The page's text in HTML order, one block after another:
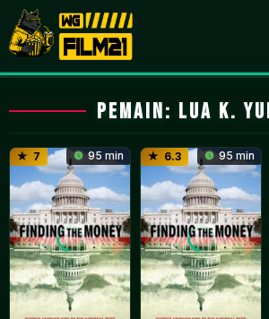
Loncat
ke
konten
Pemain: Lua K.
7 95 min 6.3 95 min